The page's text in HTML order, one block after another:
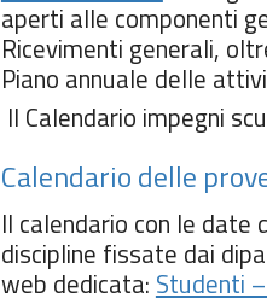
aperti alle componenti
Ricevimenti generali,
Piano annuale delle
Il Calendario impegni
Calendario delle
Il calendario con le date
discipline fissate dai
web dedicata: Studenti